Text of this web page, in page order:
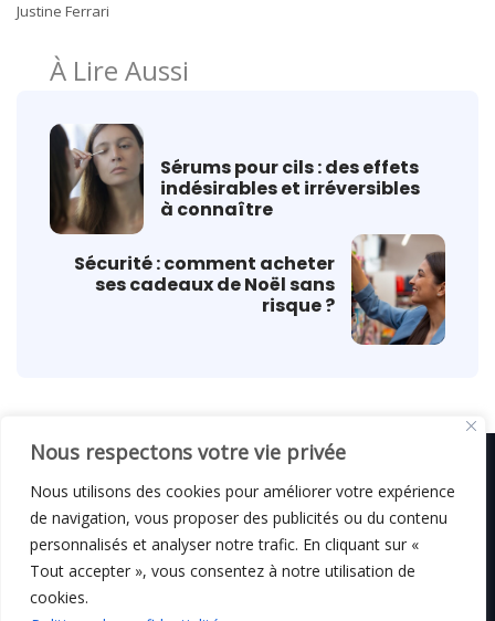
Nous respectons votre vie privée
Nous utilisons des cookies pour améliorer votre expérience
de navigation, vous proposer des publicités ou du contenu
personnalisés et analyser notre trafic. En cliquant sur «
Tout accepter », vous consentez à notre utilisation de
cookies.
Justine Ferrari
À Lire Aussi
Sérums pour cils : des effets
indésirables et irréversibles
à connaître
Sécurité : comment acheter
ses cadeaux de Noël sans
risque ?
© C i E M2026
Mentions légales